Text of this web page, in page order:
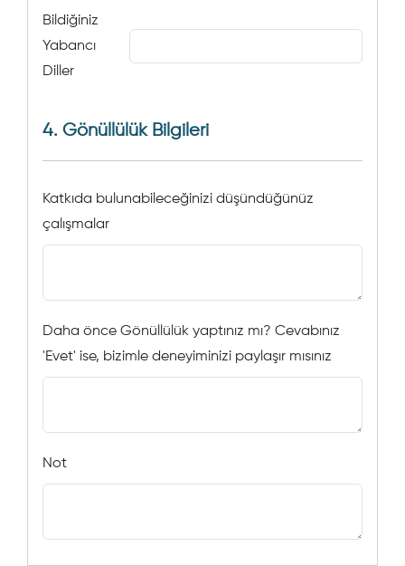
Bildiğiniz
Yabancı
Diller
4. Gönüllülük Bilgileri
Katkıda bulunabileceğinizi düşündüğünüz
çalışmalar
Daha önce Gönüllülük yaptınız mı? Cevabınız
'Evet' ise, bizimle deneyiminizi paylaşır mısınız
Not